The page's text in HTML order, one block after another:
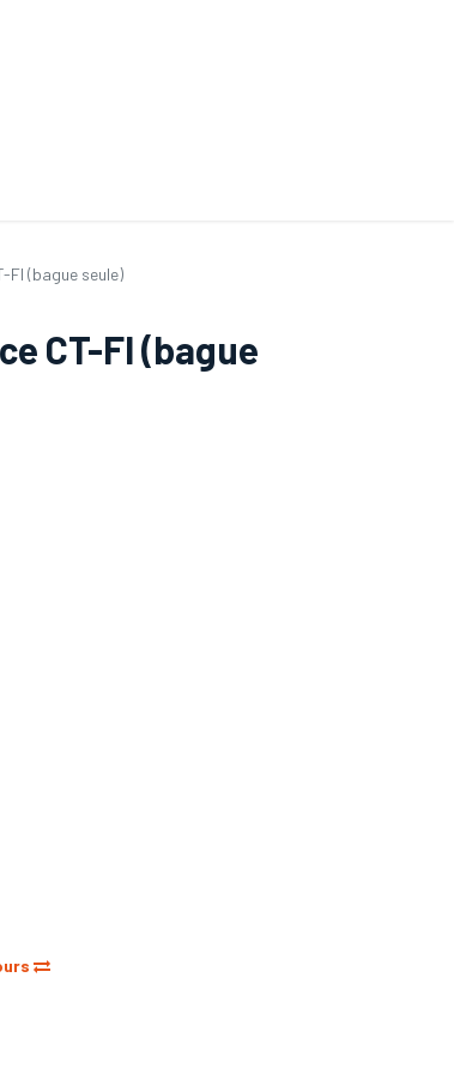
FI (bague seule)
CT-FI (bague